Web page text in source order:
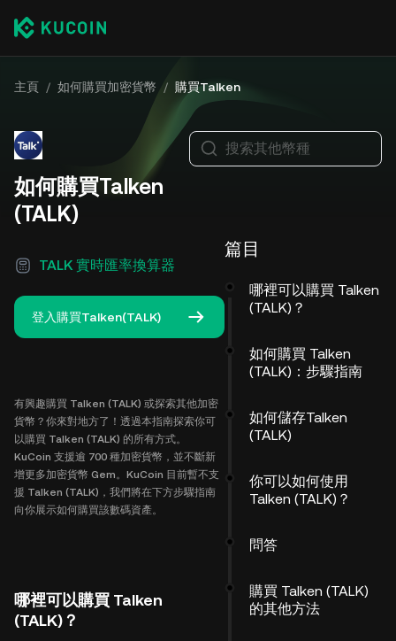
主頁 / 如何購買加密貨幣 / 購買Talken
如何購買Talken
(TALK)
TALK 實時匯率換算器
登入購買Talken(TALK)
有興趣購買 Talken (TALK) 或探索其他加密
貨幣？你來對地方了！透過本指南探索你可
以購買 Talken (TALK) 的所有方式。
KuCoin 支援逾 700 種加密貨幣，並不斷新
增更多加密貨幣 Gem。KuCoin 目前暫不支
援 Talken (TALK)，我們將在下方步驟指南
向你展示如何購買該數碼資產。
哪裡可以購買 Talken
(TALK)？
搜索其他幣種
篇目
哪裡可以購買 Talken
(TALK)？
如何購買 Talken
(TALK)：步驟指南
如何儲存Talken
(TALK)
你可以如何使用
Talken (TALK)？
問答
購買 Talken (TALK)
的其他方法